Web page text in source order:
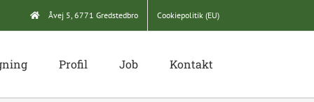
Åvej 5, 6771 Gredstedbro Cookiepolitik (EU)
Profil Job Kontakt